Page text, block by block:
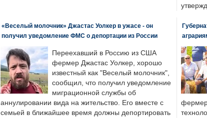
«Веселый молочник» Джастас Уолкер в ужасе - он
получил уведомление ФМС о депортации из России
Переехавший в Россию из США
фермер Джастас Уолкер, хорошо
известный как "Веселый молочник",
сообщил, что получил уведомление
миграционной службы об
аннулировании вида на жительство. Его вместе с
семьей в ближайшее время должны депортировать